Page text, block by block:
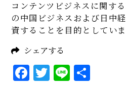
コンテンツビジネスに関す
の中国ビジネスおよび日中
資することを目的としていま
シェアする
Facebook
Twitter
Line